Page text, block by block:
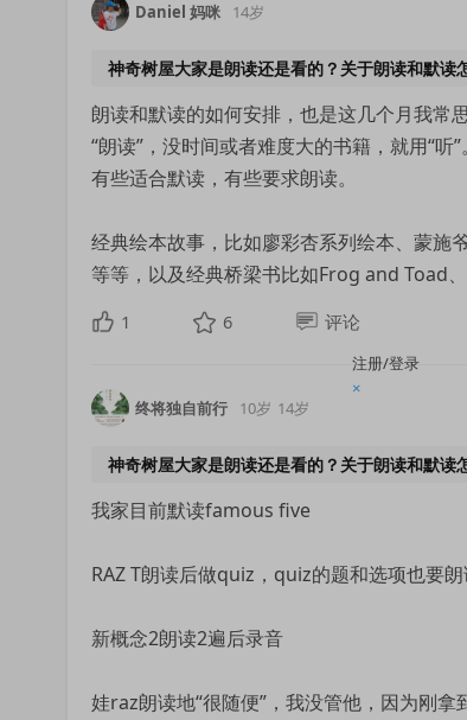
注册/登录
×
Daniel 妈咪 14岁
神奇树屋大家是朗读还是看的？关于朗读和默读
朗读和默读的如何安排，也是这几个月我常
“朗读”，没时间或者难度大的书籍，就用“
有些适合默读，有些要求朗读。
经典绘本故事，比如廖彩杏系列绘本、蒙施
等等，以及经典桥梁书比如Frog and Toad
1 6 评论
终将独自前行 10岁 14岁
神奇树屋大家是朗读还是看的？关于朗读和默读
我家目前默读famous five
RAZ T朗读后做quiz，quiz的题和选项也要
新概念2朗读2遍后录音
娃raz朗读地“很随便”，我没管他，因为刚